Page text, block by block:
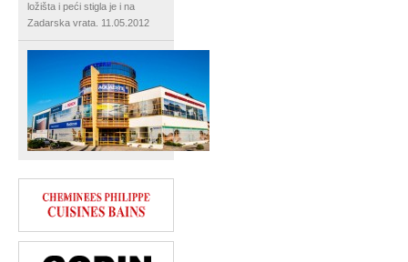
ložišta i peći stigla je i na
Zadarska vrata. 11.05.2012